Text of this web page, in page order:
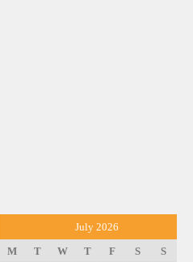
July 2026
M
T W T F S
S